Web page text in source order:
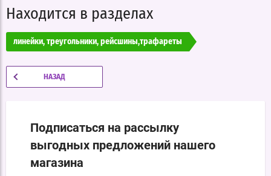
Находится в разделах
линейки, треугольники, рейсшины,трафареты
НАЗАД
Подписаться на рассылку
выгодных предложений нашего
магазина